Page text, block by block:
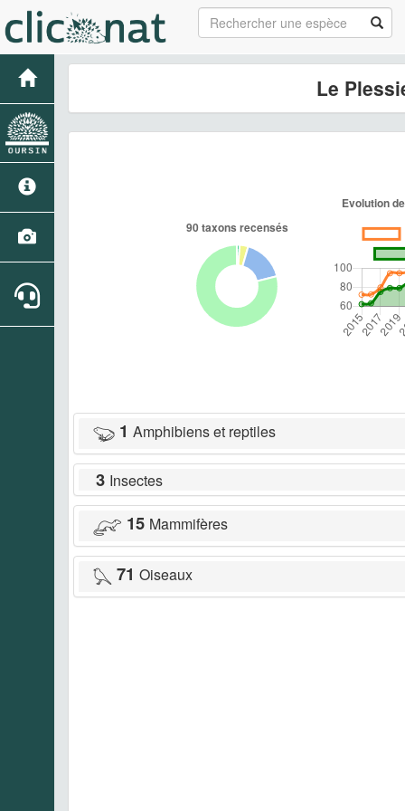
Le
1 Amphibiens et reptiles
3 Insectes
15 Mammifères
71 Oiseaux